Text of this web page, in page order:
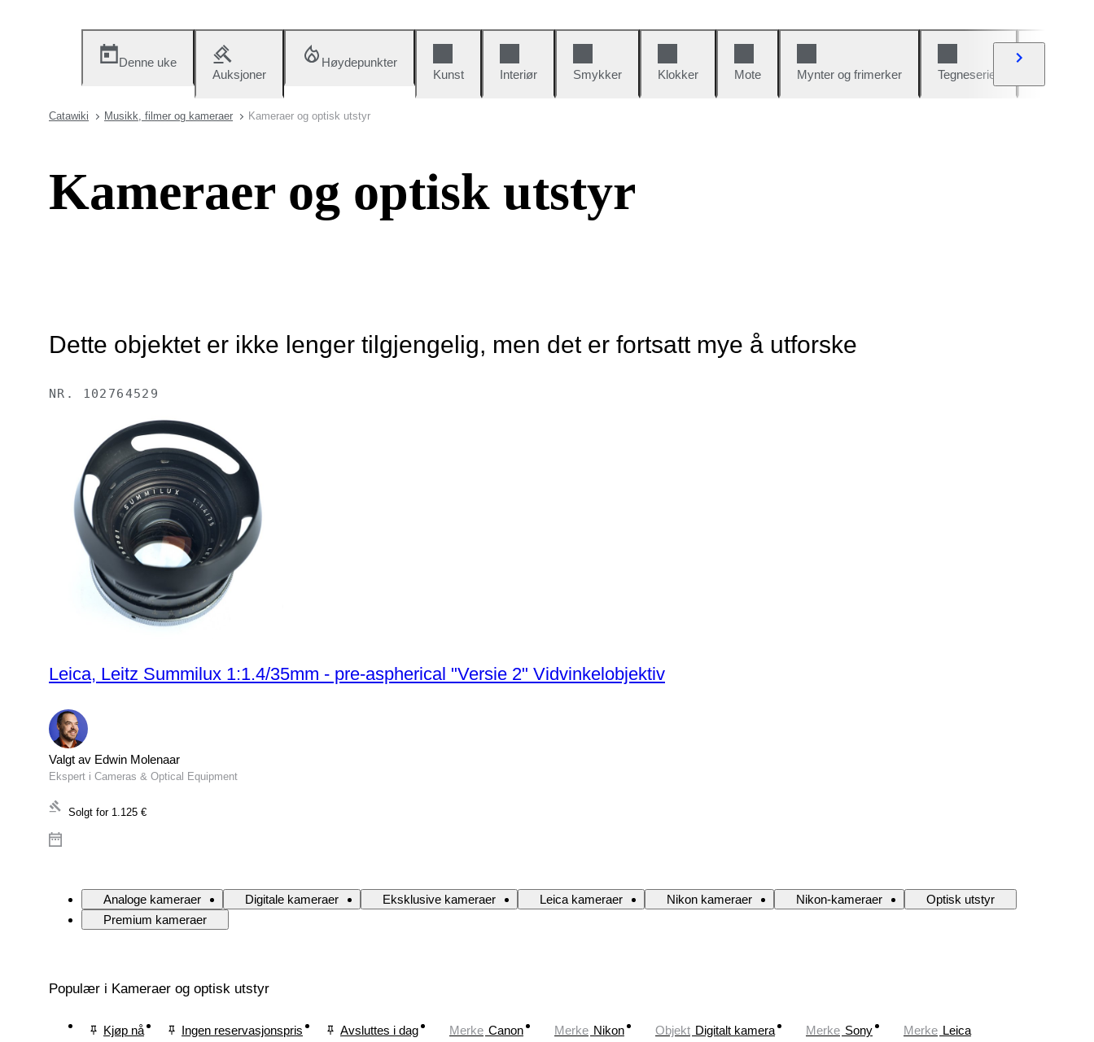
Denne uke
Auksjoner
Høydepunkter
Kunst
Interiør Smykker Klokker Mote Mynter og frimerker Tegneserier
Catawiki Musikk, filmer og kameraer Kameraer og optisk utstyr
Kameraer og optisk utstyr
Dette objektet er ikke lenger tilgjengelig, men det er fortsatt mye å utforske
NR. 102764529
Leica, Leitz Summilux 1:1.4/35mm - pre-aspherical "Versie 2" Vidvinkelobjektiv
Valgt av Edwin Molenaar
Ekspert i Cameras & Optical Equipment
Solgt for 1.125 €
Analoge kameraer Digitale kameraer Eksklusive kameraer Leica kameraer Nikon kameraer Nikon-kameraer
Optisk utstyr
Premium kameraer
Populær i Kameraer og optisk utstyr
Kjøp nå Ingen reservasjonspris Avsluttes i dag Merke Canon Merke Nikon Objekt Digitalt kamera Merke Sony Merke Leica